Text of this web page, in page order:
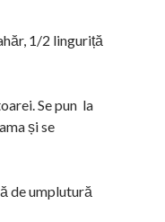
1/2 linguriță
Se pun la
și se
de umplutură